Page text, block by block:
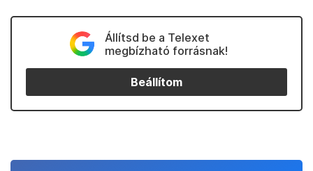
Állítsd be a Telexet
megbízható forrásnak!
Beállítom